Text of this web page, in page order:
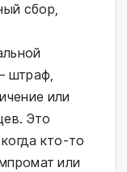
сбор,
штраф,
или
Это
кто-то
или